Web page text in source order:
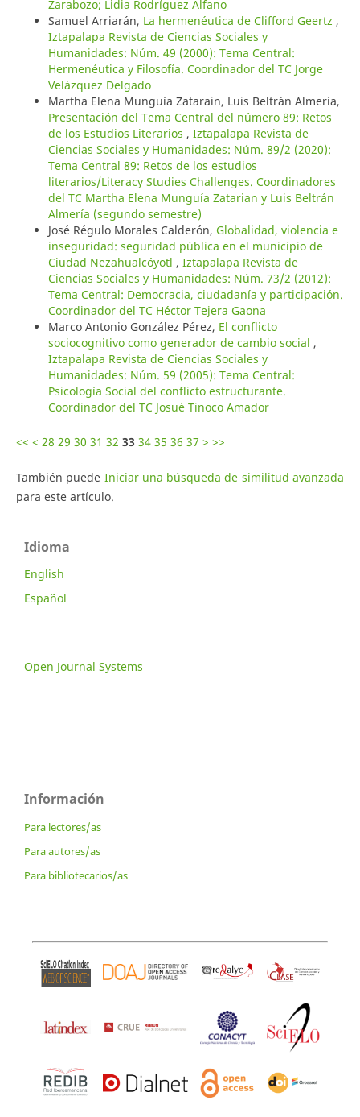
Zarabozo; Lidia Rodríguez Alfano
Samuel Arriarán, La hermenéutica de Clifford Geertz ,
Iztapalapa Revista de Ciencias Sociales y
Humanidades: Núm. 49 (2000): Tema Central:
Hermenéutica y Filosofía. Coordinador del TC Jorge
Velázquez Delgado
Martha Elena Munguía Zatarain, Luis Beltrán Almería,
Presentación del Tema Central del número 89: Retos
de los Estudios Literarios , Iztapalapa Revista de
Ciencias Sociales y Humanidades: Núm. 89/2 (2020):
Tema Central 89: Retos de los estudios
literarios/Literacy Studies Challenges. Coordinadores
del TC Martha Elena Munguía Zatarian y Luis Beltrán
Almería (segundo semestre)
José Régulo Morales Calderón, Globalidad, violencia e
inseguridad: seguridad pública en el municipio de
Ciudad Nezahualcóyotl , Iztapalapa Revista de
Ciencias Sociales y Humanidades: Núm. 73/2 (2012):
Tema Central: Democracia, ciudadanía y participación.
Coordinador del TC Héctor Tejera Gaona
Marco Antonio González Pérez, El conflicto
sociocognitivo como generador de cambio social ,
Iztapalapa Revista de Ciencias Sociales y
Humanidades: Núm. 59 (2005): Tema Central:
Psicología Social del conflicto estructurante.
Coordinador del TC Josué Tinoco Amador
<< < 28 29 30 31 32 33 34 35 36 37 > >>
También puede Iniciar una búsqueda de similitud avanzada
para este artículo.
Idioma
English
Español
Open Journal Systems
Información
Para lectores/as
Para autores/as
Para bibliotecarios/as